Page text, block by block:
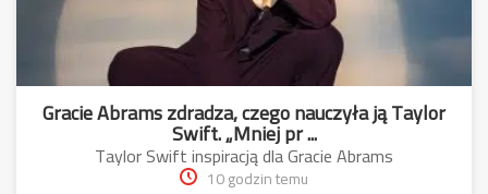
Gracie Abrams zdradza, czego nauczyła ją Taylor
Swift. „Mniej pr ...
Taylor Swift inspiracją dla Gracie Abrams
10 godzin temu